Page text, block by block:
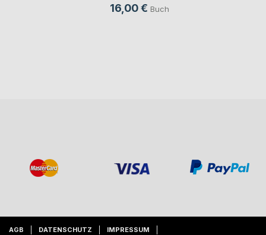
16,00 € Buch
AGB DATENSCHUTZ IMPRESSUM